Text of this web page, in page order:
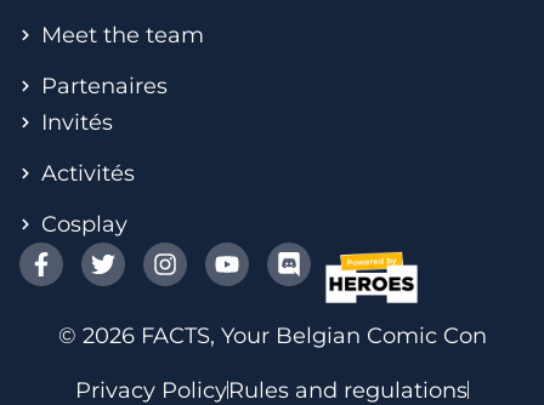
Meet the team
Partenaires
Invités
Activités
Cosplay
© 2026 FACTS, Your Belgian Comic Con
Privacy PolicyRules and regulations